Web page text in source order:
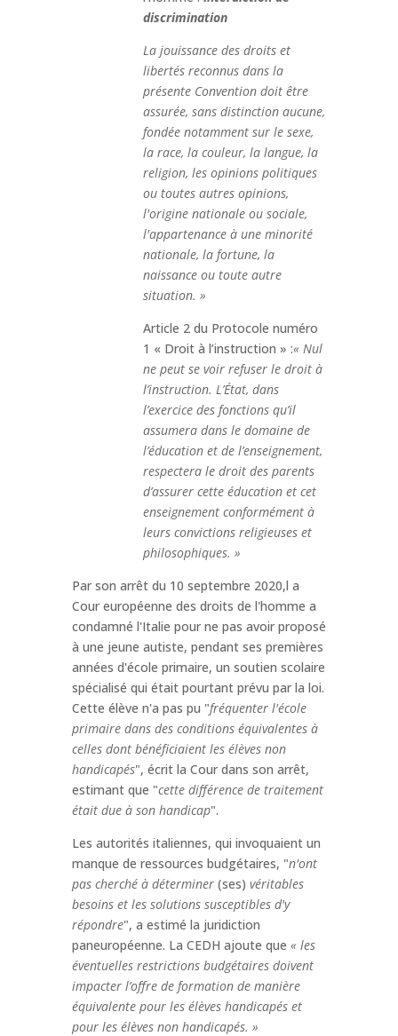
discrimination
La jouissance des droits et
libertés reconnus dans la
présente Convention doit être
assurée, sans distinction aucune,
fondée notamment sur le sexe,
la race, la couleur, la langue, la
religion, les opinions politiques
ou toutes autres opinions,
l'origine nationale ou sociale,
l'appartenance à une minorité
nationale, la fortune, la
naissance ou toute autre
situation. »
Article 2 du Protocole numéro
1 « Droit à l’instruction » :« Nul
ne peut se voir refuser le droit à
l’instruction. L’État, dans
l’exercice des fonctions qu’il
assumera dans le domaine de
l’éducation et de l’enseignement,
respectera le droit des parents
d’assurer cette éducation et cet
enseignement conformément à
leurs convictions religieuses et
philosophiques. »
Par son arrêt du 10 septembre 2020,l a
Cour européenne des droits de l'homme a
condamné l'Italie pour ne pas avoir proposé
à une jeune autiste, pendant ses premières
années d'école primaire, un soutien scolaire
spécialisé qui était pourtant prévu par la loi.
Cette élève n'a pas pu "fréquenter l'école
primaire dans des conditions équivalentes à
celles dont bénéficiaient les élèves non
handicapés", écrit la Cour dans son arrêt,
estimant que "cette différence de traitement
était due à son handicap".
Les autorités italiennes, qui invoquaient un
manque de ressources budgétaires, "n'ont
pas cherché à déterminer(ses) véritables
besoins et les solutions susceptibles d'y
répondre", a estimé la juridiction
paneuropéenne. La CEDH ajoute que « les
éventuelles restrictions budgétaires doivent
impacter l’offre de formation de manière
équivalente pour les élèves handicapés et
pour les élèves non handicapés. »